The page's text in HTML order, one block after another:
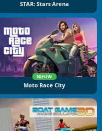
STAR: Stars Arena
NIEUW
Moto Race City